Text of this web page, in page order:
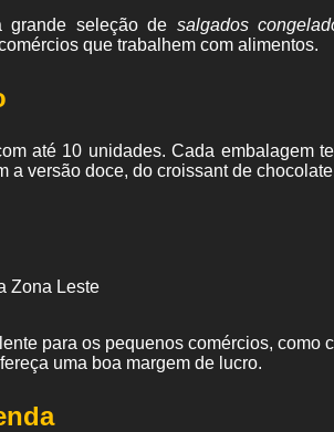
grande seleção de salgados
que trabalhem com alimentos.
até 10 unidades. Cada embalagem
a versão doce, do croissant de
Zona Leste
para os pequenos comércios, como
uma boa margem de lucro.